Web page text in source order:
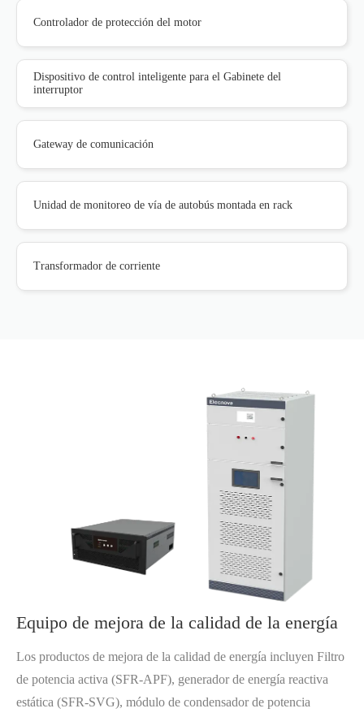
Controlador de protección del motor
Dispositivo de control inteligente para el Gabinete del
interruptor
Gateway de comunicación
Unidad de monitoreo de vía de autobús montada en rack
Transformador de corriente
Equipo de mejora de la calidad de la energía
Los productos de mejora de la calidad de energía incluyen Filtro
de potencia activa (SFR-APF), generador de energía reactiva
estática (SFR-SVG), módulo de condensador de potencia